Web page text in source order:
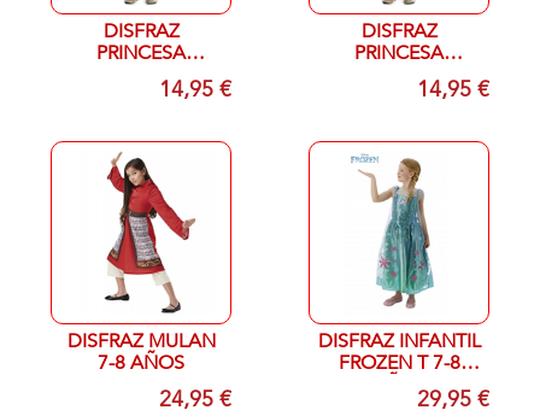
DISFRAZ
PRINCESA
LOBELLA T 5-6
AÑOS14,95 €
DISFRAZ
PRINCESA
LOBELLA T 7-9
AÑOS14,95 €
DISFRAZ MULAN
7-8 AÑOS
24,95 €
DISFRAZ INFANTIL
FROZEN T 7-8
AÑOS29,95 €